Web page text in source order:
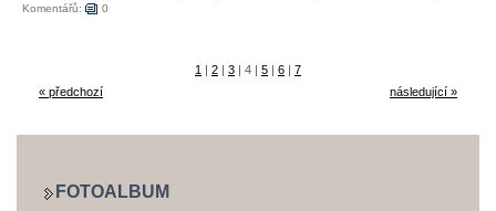
Komentářů:
0
« předchozí
1 | 2 | 3 | 4 | 5 | 6 | 7
následující »
FOTOALBUM